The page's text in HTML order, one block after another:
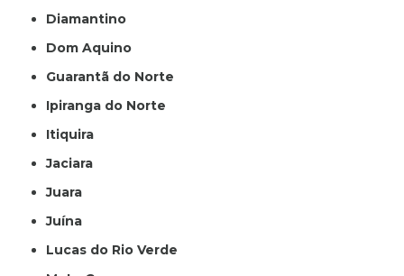
Diamantino
Dom Aquino
Guarantã do Norte
Ipiranga do Norte
Itiquira
Jaciara
Juara
Juína
Lucas do Rio Verde